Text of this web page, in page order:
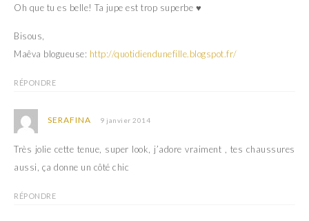
Oh que tu es belle! Ta jupe est trop superbe ♥
Bisous,
Maêva blogueuse: http://quotidiendunefille.blogspot.fr/
RÉPONDRE
SERAFINA 9 janvier 2014
Très jolie cette tenue, super look, j’adore vraiment , tes chaussures
aussi, ça donne un côté chic
RÉPONDRE